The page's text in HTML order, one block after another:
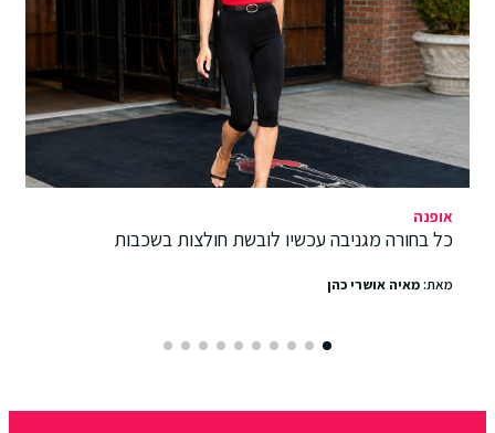
אופנה
כל בחורה מגניבה עכשיו לובשת חולצות בשכבות
מאת:מאיה אושרי כהן